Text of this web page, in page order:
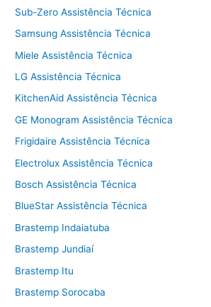
Sub-Zero Assistência Técnica
Samsung Assistência Técnica
Miele Assistência Técnica
LG Assistência Técnica
KitchenAid Assistência Técnica
GE Monogram Assistência Técnica
Frigidaire Assistência Técnica
Electrolux Assistência Técnica
Bosch Assistência Técnica
BlueStar Assistência Técnica
Brastemp Indaiatuba
Brastemp Jundiaí
Brastemp Itu
Brastemp Sorocaba